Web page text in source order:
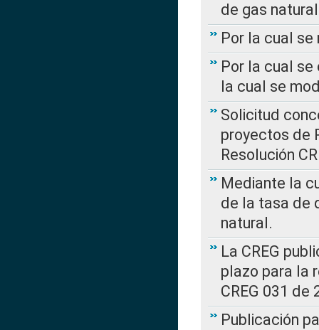
de gas natural
Por la cual se
Por la cual se
la cual se
Solicitud
proyectos de
Resolución
Mediante la
de la tasa de
natural.
La CREG
plazo para la
CREG 031 de
Publicación